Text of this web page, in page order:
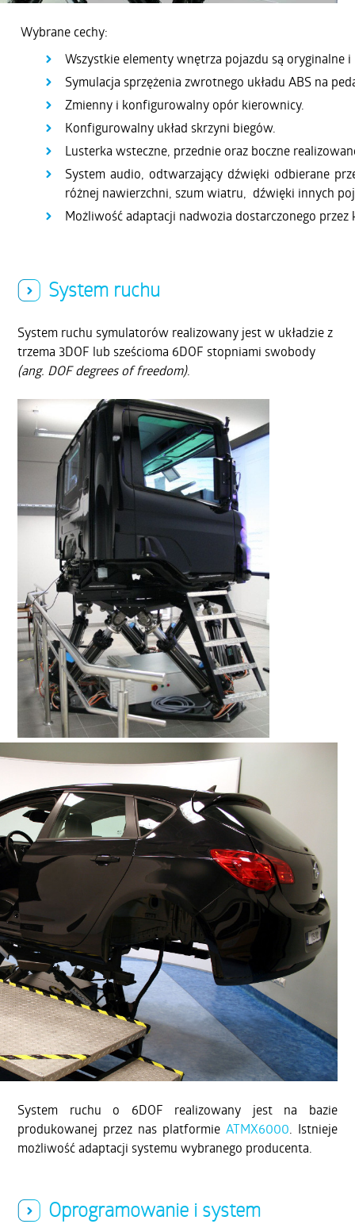
Wybrane cechy:
Wszystkie elementy wnętrza pojazdu są oryginalne
Symulacja sprzężenia zwrotnego układu ABS na
Zmienny i konfigurowalny opór kierownicy.
Konfigurowalny układ skrzyni biegów.
Lusterka wsteczne, przednie oraz boczne
System audio, odtwarzający dźwięki odbierane
różnej nawierzchni, szum wiatru, dźwięki innych
Możliwość adaptacji nadwozia dostarczonego przez
System ruchu
System ruchu symulatorów realizowany jest w układzie z
trzema 3DOF lub sześcioma 6DOF stopniami swobody
(ang. DOF degrees of freedom).
System ruchu o 6DOF realizowany jest na bazie
produkowanej przez nas platformie ATMX6000 . Istnieje
możliwość adaptacji systemu wybranego producenta.
Oprogramowanie i system